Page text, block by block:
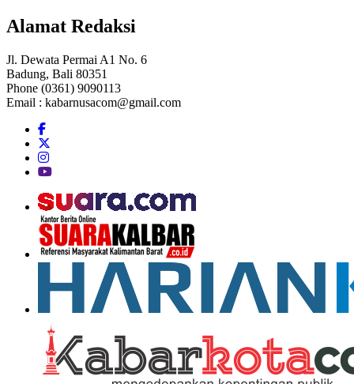
Alamat Redaksi
Jl. Dewata Permai A1 No. 6
Badung, Bali 80351
Phone (0361) 9090113
Email : kabarnusacom@gmail.com